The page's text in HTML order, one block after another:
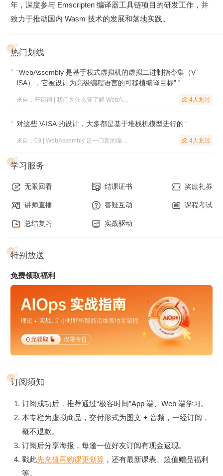
WebAssembly 在物联网、多媒体以及云技术等方面业界正在
进行的尝试。最后，会带你浏览一些目前业界最优秀的
WebAssembly 的应用逻辑。
实战篇 将会使用 WebAssembly 来优化多媒体资源的处理过
程，为你讲解与 WebAssembly 有关的 JavaScript API ，以及
常用编译工具链的基本使用方式，带你从 0 到 1 实现一个
WebAssembly ，提高你的应用实战能力。
年，深度参与 Emscripten 编译器工具链项目的研发工作，并
致力于推动国内 Wasm 技术的发展和落地实践。
热门划线
“WebAssembly 是基于栈式虚拟机的虚拟二进制指令集（V-
ISA），它被设计为高级编程语言的可移植编译目标””
 4人划过
对这些 V-ISA 的设计，大多都是基于堆栈机模型进行的 ”
 4人划过
学习服务
无限回看 结课证书 奖励礼券
讲师直播 答疑互动 课程考试
总结复习 实战驱动
特别放送
免费领取福利
订阅须知
订阅成功后，推荐通过“极客时间”App 端、Web 端学习。
本专栏为虚拟商品，交付形式为图文 + 音频，一经订阅，
概不退款。
订阅后分享海报，每邀一位好友订阅有现金返现。
戳此先充值再购课更划算 ，还有最新课表、超值赠品福利
等。